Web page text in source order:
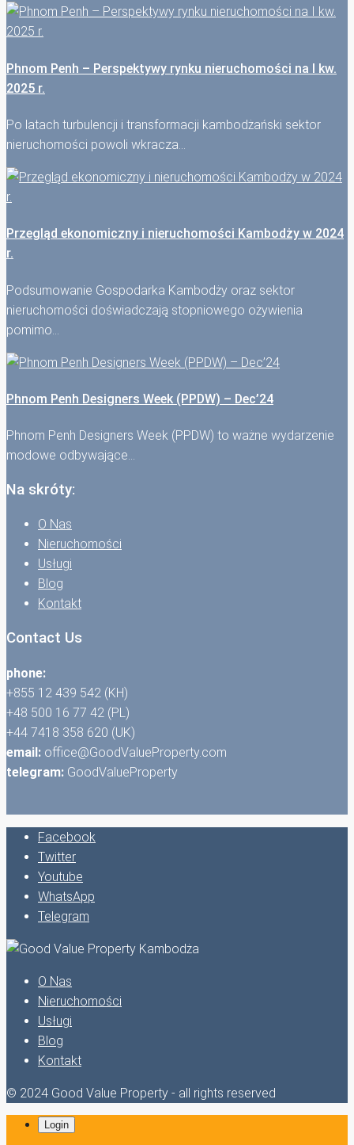
Phnom Penh – Perspektywy rynku nieruchomości na I kw.
2025 r.
Po latach turbulencji i transformacji kambodżański sektor
nieruchomości powoli wkracza…
Przegląd ekonomiczny i nieruchomości Kambodży w 2024
r.
Podsumowanie Gospodarka Kambodży oraz sektor
nieruchomości doświadczają stopniowego ożywienia
pomimo…
Phnom Penh Designers Week (PPDW) – Dec’24
Phnom Penh Designers Week (PPDW) to ważne wydarzenie
modowe odbywające…
Na skróty:
O Nas
Nieruchomości
Usługi
Blog
Kontakt
Contact Us
phone:
+855 12 439 542 (KH)
+48 500 16 77 42 (PL)
+44 7418 358 620 (UK)
email: office@GoodValueProperty.com
telegram: GoodValueProperty
Facebook
Twitter
Youtube
WhatsApp
Telegram
O Nas
Nieruchomości
Usługi
Blog
Kontakt
© 2024 Good Value Property - all rights reserved
Login